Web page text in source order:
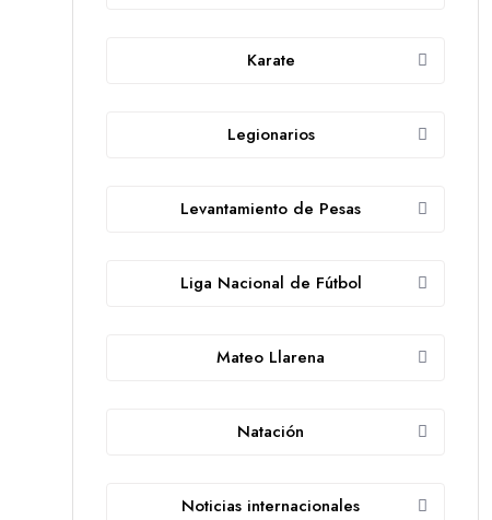
Karate
Legionarios
Levantamiento de Pesas
Liga Nacional de Fútbol
Mateo Llarena
Natación
Noticias internacionales